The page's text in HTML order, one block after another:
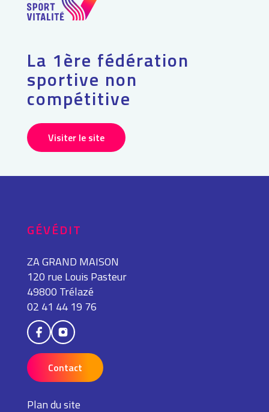
La 1ère fédération
sportive non
compétitive
Visiter le site
GÉVÉDIT
ZA GRAND MAISON
120 rue Louis Pasteur
49800 Trélazé
02 41 44 19 76
Contact
Plan du site